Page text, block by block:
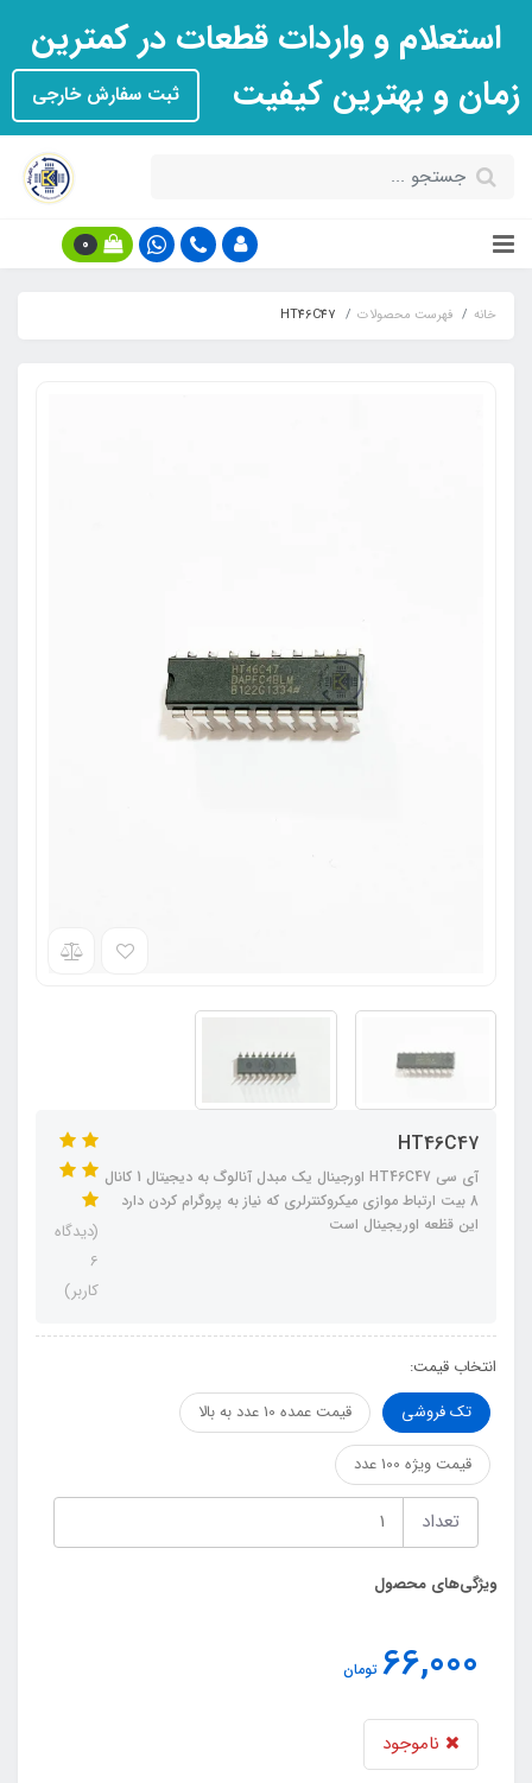
استعلام و واردات قطعات در کمترین
زمان و بهترین کیفیت
ثبت سفارش خارجی
0
خانه فهرست محصولات HT46C47
HT46C47
آی سی HT46C47 اورجینال یک مبدل آنالوگ به دیجیتال 1 کانال
8 بیت ارتباط موازی میکروکنترلری که نیاز به پروگرام کردن دارد
این قظعه اوریجینال است
(دیدگاه
6
کاربر)
انتخاب قیمت:
تک فروشی
قیمت عمده 10 عدد به بالا
قیمت ویژه 100 عدد
تعداد
ویژگی‌های محصول
66,000 تومان
ناموجود